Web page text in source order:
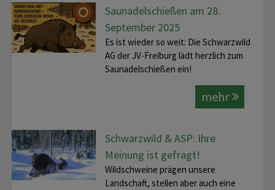
Saunadelschießen am 28.
September 2025
Es ist wieder so weit: Die Schwarzwild
AG der JV-Freiburg lädt herzlich zum
Saunadelschießen ein!
mehr
Schwarzwild & ASP: Ihre
Meinung ist gefragt!
Wildschweine prägen unsere
Landschaft, stellen aber auch eine